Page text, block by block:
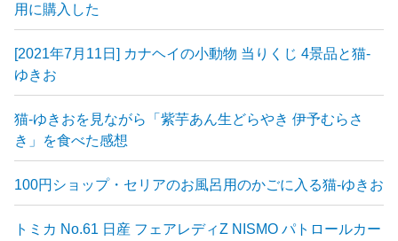
用に購入した
[2021年7月11日] カナヘイの小動物 当りくじ 4景品と猫-
ゆきお
猫-ゆきおを見ながら「紫芋あん生どらやき 伊予むらさ
き」を食べた感想
100円ショップ・セリアのお風呂用のかごに入る猫-ゆきお
トミカ No.61 日産 フェアレディZ NISMO パトロールカー